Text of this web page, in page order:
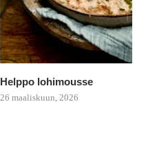
Helppo lohimousse
26 maaliskuun, 2026